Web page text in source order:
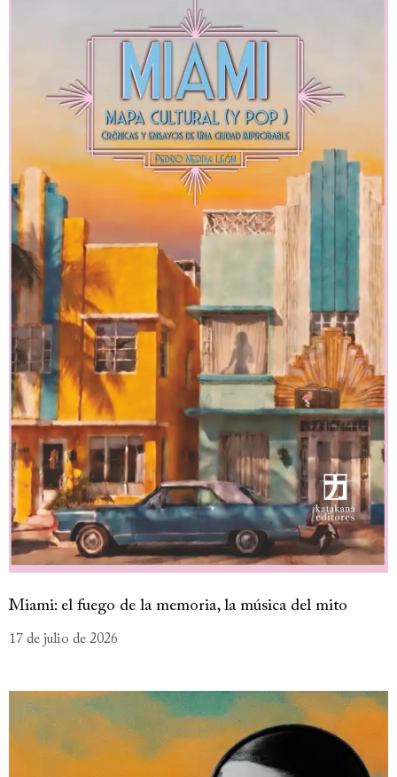
Miami: el fuego de la memoria, la música del mito
17 de julio de 2026